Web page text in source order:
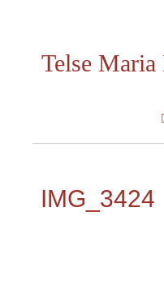
springenTelse
IMG_3424